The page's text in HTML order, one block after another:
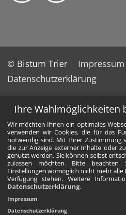
Ihre Wahlmöglichkeiten
Wir möchten Ihnen ein optimales
verwenden wir Cookies, die für das
notwendig sind. Mit Ihrer Zustimmung
die zur Anzeige externer Inhalte oder
genutzt werden. Sie können selbst
zulassen möchten. Bitte
Einstellungen womöglich nicht mehr
Verfügung stehen. Weitere
Datenschutzerklärung.
Impressum
Datenschutzerklärung
© Bistum Trier
Impressum
Datenschutzerklärung